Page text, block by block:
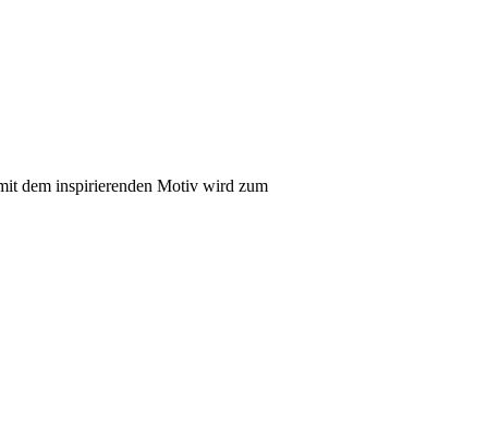
dem inspirierenden Motiv wird zum